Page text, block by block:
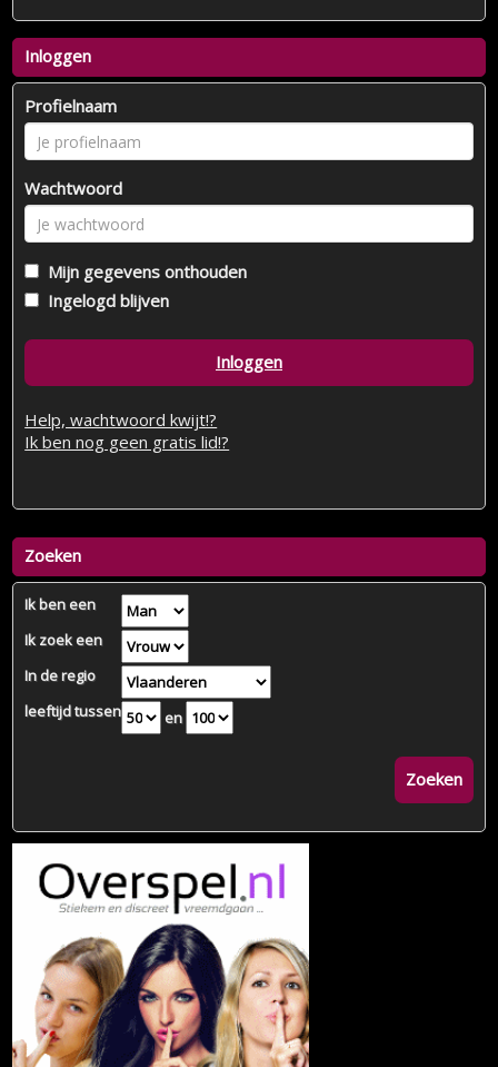
Inloggen
Profielnaam
Wachtwoord
Mijn gegevens onthouden
Ingelogd blijven
Inloggen
Help, wachtwoord kwijt!?
Ik ben nog geen gratis lid!?
Zoeken
Ik ben een
Ik zoek een
In de regio
leeftijd tussen
en
Zoeken